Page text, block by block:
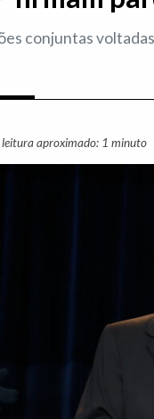
conjuntas
aproximado: 1 minuto